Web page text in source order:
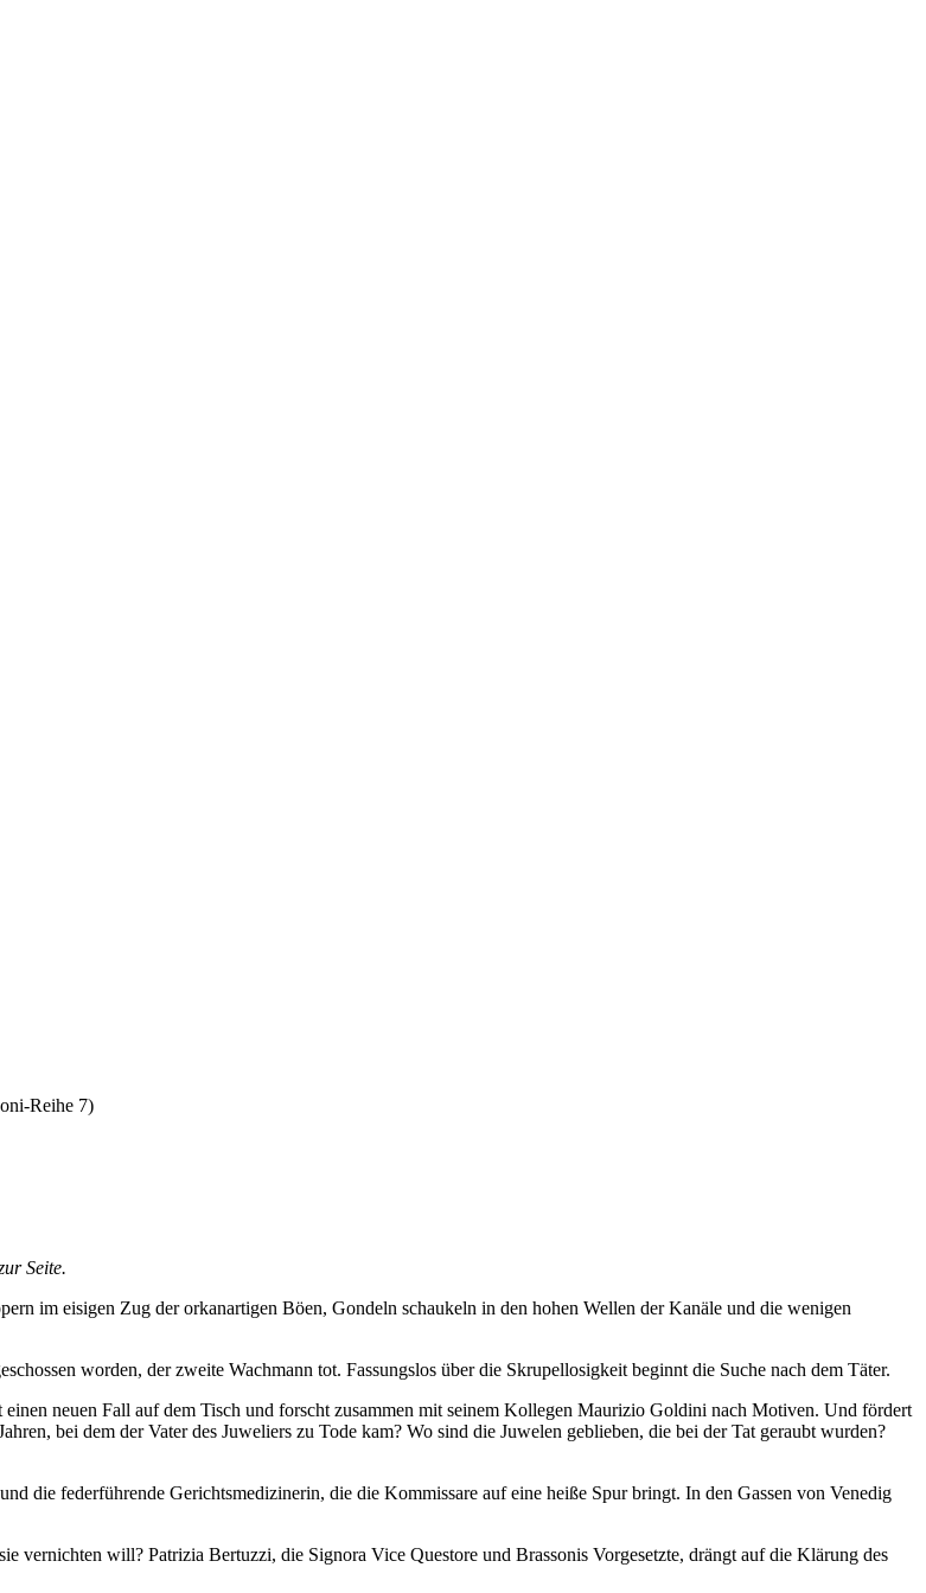
Reihe 7)
Seite.
im eisigen Zug der orkanartigen Böen, Gondeln schaukeln in den hohen Wellen der Kanäle und die wenigen
worden, der zweite Wachmann tot. Fassungslos über die Skrupellosigkeit beginnt die Suche nach dem Täter.
neuen Fall auf dem Tisch und forscht zusammen mit seinem Kollegen Maurizio Goldini nach Motiven. Und fördert
bei dem der Vater des Juweliers zu Tode kam? Wo sind die Juwelen geblieben, die bei der Tat geraubt wurden?
die federführende Gerichtsmedizinerin, die die Kommissare auf eine heiße Spur bringt. In den Gassen von Venedig
vernichten will? Patrizia Bertuzzi, die Signora Vice Questore und Brassonis Vorgesetzte, drängt auf die Klärung des